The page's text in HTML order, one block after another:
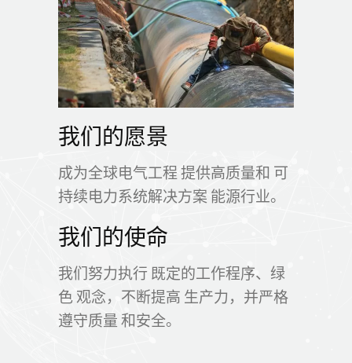
我们的愿景
成为全球电气工程 提供高质量和 可
持续电力系统解决方案 能源行业。
我们的使命
我们努力执行 既定的工作程序、绿
色 观念，不断提高 生产力，并严格
遵守质量 和安全。